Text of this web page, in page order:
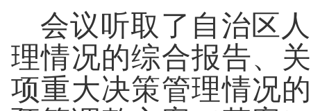
会议听取了自治区
理情况的综合报告、
项重大决策管理情况